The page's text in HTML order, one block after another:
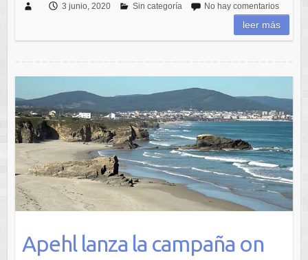
3 junio, 2020 Sin categoría No hay comentarios
leer más
Apehl lanza la campaña on